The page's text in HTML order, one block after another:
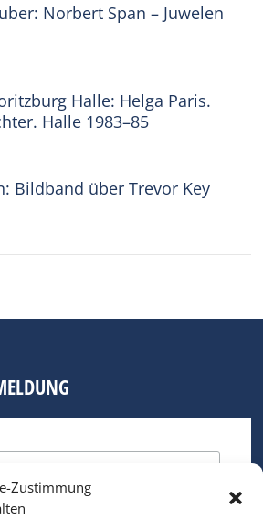
Zustimmung
Norbert Span – Juwelen
Halle: Helga Paris.
Halle 1983–85
Bildband über Trevor Key
ein.